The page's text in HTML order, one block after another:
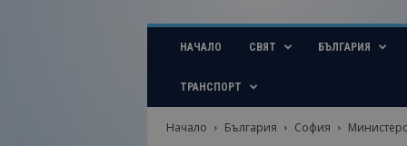
i
b
НАЧАЛО СВЯТ БЪЛГАРИЯ
ТРАНСПОРТ
Начало България София